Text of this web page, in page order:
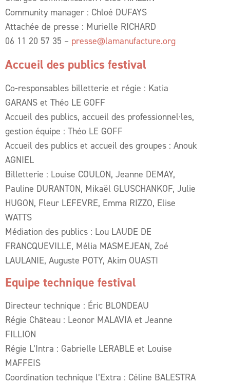
Community manager : Chloé DUFAYS
Attachée de presse : Murielle RICHARD
06 11 20 57 35 – presse@lamanufacture.org
Accueil des publics festival
Co-responsables billetterie et régie : Katia
GARANS et Théo LE GOFF
Accueil des publics, accueil des professionnel·les,
gestion équipe : Théo LE GOFF
Accueil des publics et accueil des groupes : Anouk
AGNIEL
Billetterie : Louise COULON, Jeanne DEMAY,
Pauline DURANTON, Mikaël GLUSCHANKOF, Julie
HUGON, Fleur LEFEVRE, Emma RIZZO, Elise
WATTS
Médiation des publics : Lou LAUDE DE
FRANCQUEVILLE, Mélia MASMEJEAN, Zoé
LAULANIE, Auguste POTY, Akim OUASTI
Equipe technique festival
Directeur technique : Éric BLONDEAU
Régie Château : Leonor MALAVIA et Jeanne
FILLION
Régie L’Intra : Gabrielle LERABLE et Louise
MAFFEIS
Coordination technique l’Extra : Céline BALESTRA